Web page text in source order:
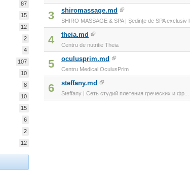
87
15
12
2
4
107
10
8
10
15
6
2
12
3 shiromassage.md
SHIRO MASSAGE & SPA | Ședințe de SPA exclusiv
4 theia.md
Centru de nutritie Theia
5 oculusprim.md
Centru Medical OculusPrim
6 steffany.md
Steffany | Сеть студий плетения греческих и фр...